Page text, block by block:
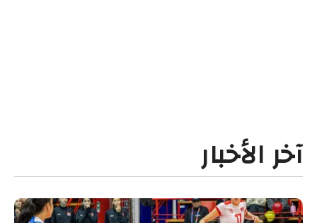
آخر الأخبار